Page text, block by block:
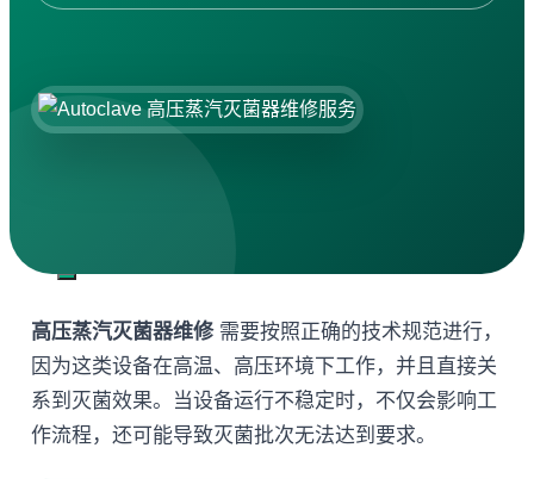
布袋生产设备
高压蒸汽灭菌器维修需要按照正确的技术规范进行，
因为这类设备在高温、高压环境下工作，并且直接关
系到灭菌效果。当设备运行不稳定时，不仅会影响工
作流程，还可能导致灭菌批次无法达到要求。